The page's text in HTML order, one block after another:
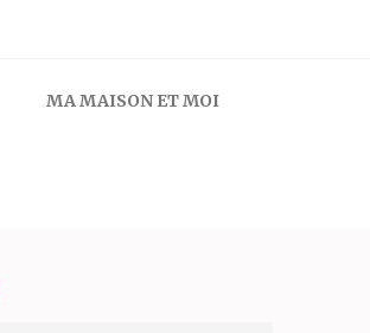
MA MAISON ET MOI